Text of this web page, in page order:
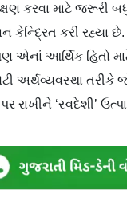
કરવા માટે જરૂરી
કેન્દ્રિત કરી રહ્યા
આર્થિક હિતો
અર્થવ્યવસ્થા
રાખીને ‘સ્વદેશી’